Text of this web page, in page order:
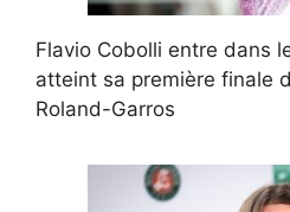
Flavio Cobolli entre dans
atteint sa première finale
Roland-Garros